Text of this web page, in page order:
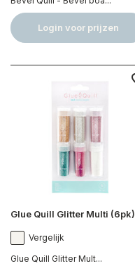
Login voor prijzen
Glue Quill Glitter Multi (6pk)
Vergelijk
Glue Quill Glitter Mult...